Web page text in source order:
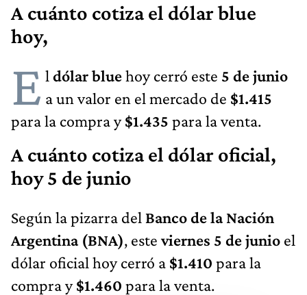
A cuánto cotiza el dólar blue
hoy,
E l dólar bluehoy cerró este 5 de junio
a un valor en el mercado de $1.415
para la compra y$1.435 para la venta.
A cuánto cotiza el dólar oficial,
hoy 5 de junio
Según la pizarra del Banco de la Nación
Argentina (BNA), esteviernes 5 de junio el
dólar oficial hoy cerró a $1.410 para la
compra y$1.460 para la venta.